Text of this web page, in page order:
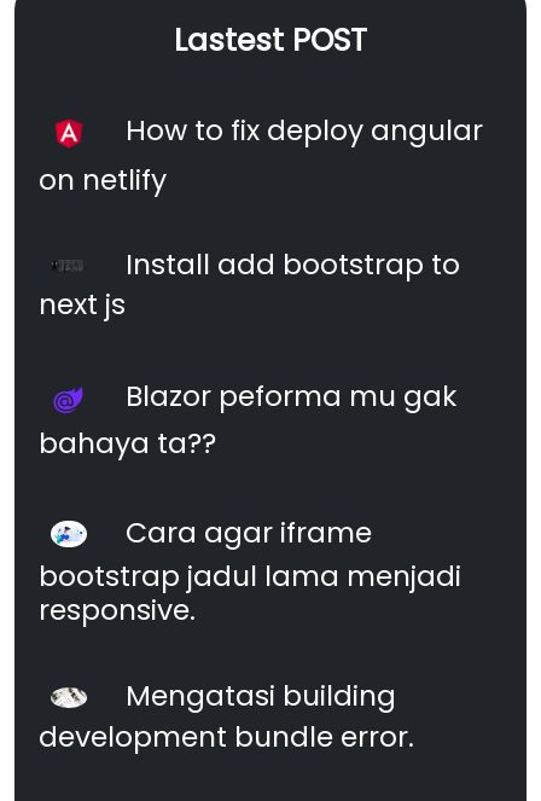
Lastest POST
How to fix deploy angular
on netlify
Install add bootstrap to
next js
Blazor peforma mu gak
bahaya ta??
Cara agar iframe
bootstrap jadul lama menjadi
responsive.
Mengatasi building
development bundle error.